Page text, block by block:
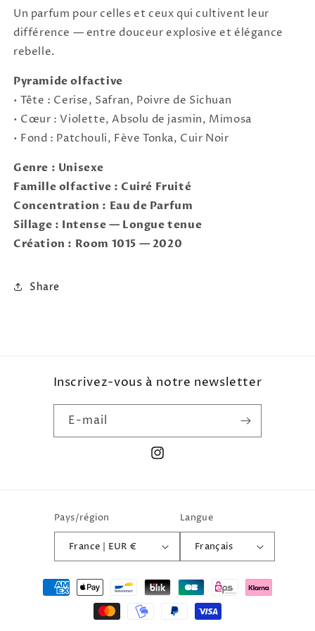
Un parfum pour celles et ceux qui cultivent leur
différence — entre douceur explosive et élégance
rebelle.
Pyramide olfactive
• Tête : Cerise, Safran, Poivre de Sichuan
• Cœur : Violette, Absolu de jasmin, Mimosa
• Fond : Patchouli, Fève Tonka, Cuir Noir
Genre : Unisexe
Famille olfactive : Cuiré Fruité
Concentration : Eau de Parfum
Sillage : Intense — Longue tenue
Création : Room 1015 — 2020
Share
Inscrivez-vous à notre newsletter
E-mail
Instagram
Pays/région
France | EUR €
Langue
Français
Moyens